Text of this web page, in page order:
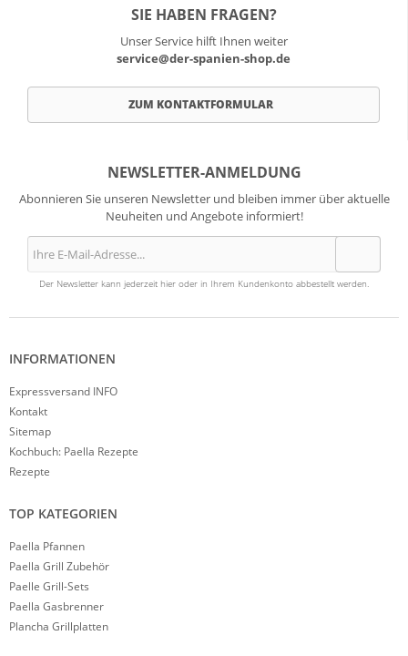
SIE HABEN FRAGEN?
Unser Service hilft Ihnen weiter
service@der-spanien-shop.de
ZUM KONTAKTFORMULAR
NEWSLETTER-ANMELDUNG
Abonnieren Sie unseren Newsletter und bleiben immer über aktuelle
Neuheiten und Angebote informiert!
Der Newsletter kann jederzeit hier oder in Ihrem Kundenkonto abbestellt werden.
INFORMATIONEN
Expressversand INFO
Kontakt
Sitemap
Kochbuch: Paella Rezepte
Rezepte
TOP KATEGORIEN
Paella Pfannen
Paella Grill Zubehör
Paelle Grill-Sets
Paella Gasbrenner
Plancha Grillplatten